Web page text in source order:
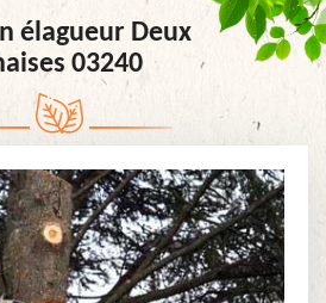
élagueur Deux
03240